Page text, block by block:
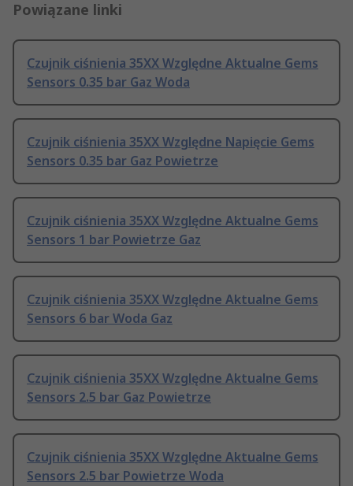
Powiązane linki
Czujnik ciśnienia 35XX Względne Aktualne Gems
Sensors 0.35 bar Gaz Woda
Czujnik ciśnienia 35XX Względne Napięcie Gems
Sensors 0.35 bar Gaz Powietrze
Czujnik ciśnienia 35XX Względne Aktualne Gems
Sensors 1 bar Powietrze Gaz
Czujnik ciśnienia 35XX Względne Aktualne Gems
Sensors 6 bar Woda Gaz
Czujnik ciśnienia 35XX Względne Aktualne Gems
Sensors 2.5 bar Gaz Powietrze
Czujnik ciśnienia 35XX Względne Aktualne Gems
Sensors 2.5 bar Powietrze Woda